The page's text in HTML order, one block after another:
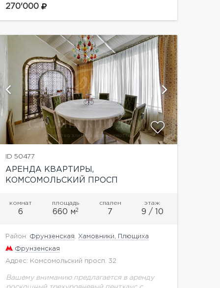
свободного назначения (20 кв.м), 2.5 санузла
270'000
ID 50477
АРЕНДА КВАРТИРЫ,
КОМСОМОЛЬСКИЙ ПРОСП
комнат
6
площадь
660 м2
спален
7
этаж
9 / 10
Район: Фрунзенская Хамовники, Плющиха
Фрунзенская
Адрес: Комсомольский просп. 32
Вашему вниманию предлагается в аренду